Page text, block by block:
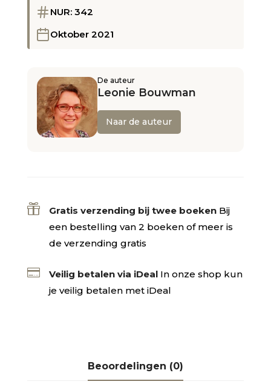
NUR: 342
Oktober 2021
De auteur
Leonie Bouwman
Naar de auteur
 Gratis verzending bij twee boeken Bij
een bestelling van 2 boeken of meer is
de verzending gratis
 Veilig betalen via iDeal In onze shop kun
je veilig betalen met iDeal
Beoordelingen (0)